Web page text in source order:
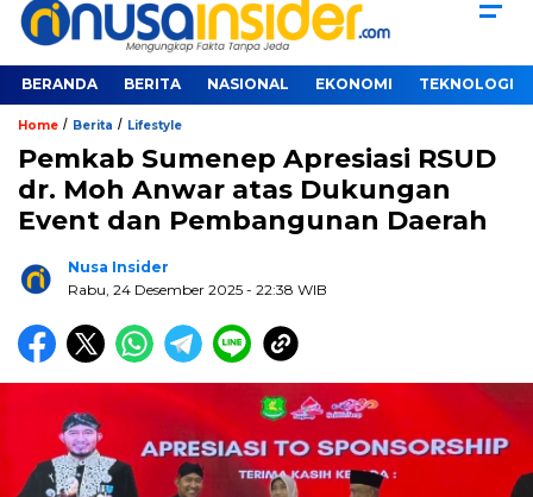
BERANDA BERITA NASIONAL EKONOMI TEKNOLOGI
Home / Berita / Lifestyle
Pemkab Sumenep Apresiasi RSUD
dr. Moh Anwar atas Dukungan
Event dan Pembangunan Daerah
Nusa Insider
Rabu, 24 Desember 2025 - 22:38 WIB